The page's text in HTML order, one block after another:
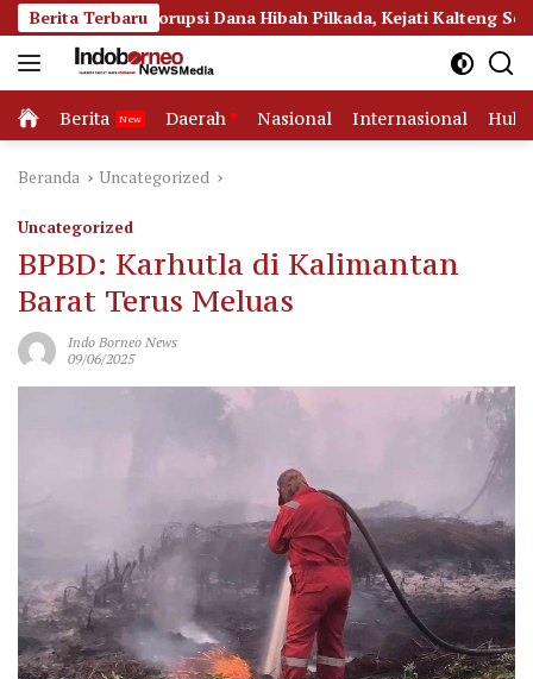
Langsung
ke
konten
Berita Terbaru
Korupsi Dana Hibah Pilkada, Kejati Kalteng Seret Seluruh
Home
Berita Daerah Nasional Internasional
Beranda Uncategorized
Uncategorized
BPBD: Karhutla di Kalimantan
Barat Terus Meluas
Indo Borneo News
09/06/2025